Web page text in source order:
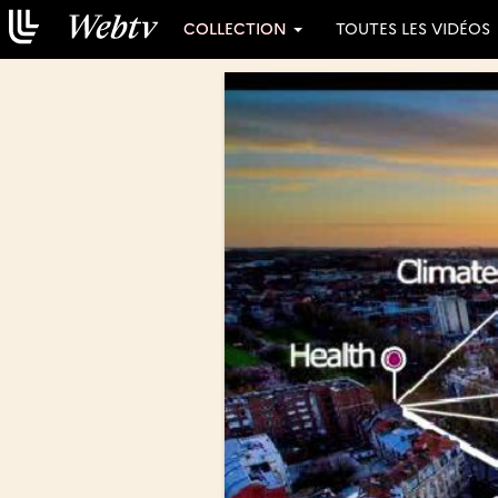
COLLECTION TOUTES LES VIDÉOS